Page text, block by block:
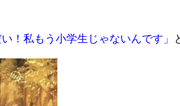
！私もう小学生じゃないんです」